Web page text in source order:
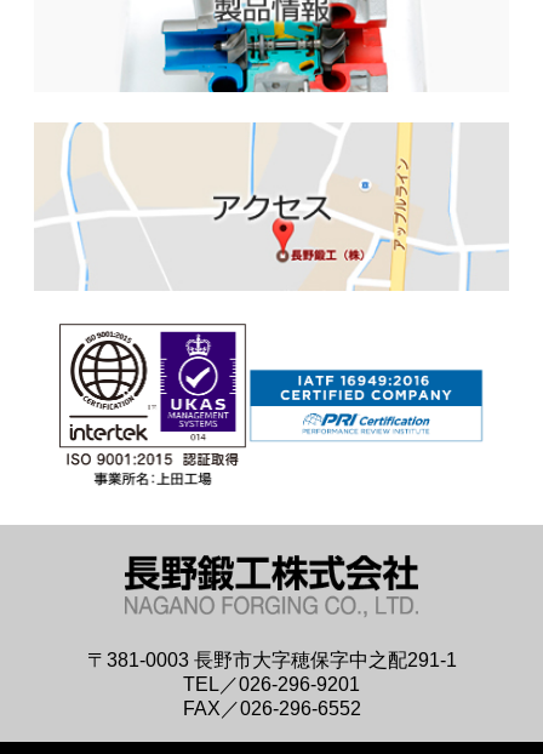
〒381-0003 長野市大字穂保字中之配291-1
TEL／026-296-9201
FAX／026-296-6552